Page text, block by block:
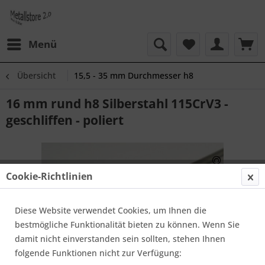
Menü
Übersicht 15,5 - 35 mm Durchmesser h8
16 mm rund h8 Silberstahl 115CrV3 -
geschliffen - poliert
Cookie-Richtlinien
Diese Website verwendet Cookies, um Ihnen die
bestmögliche Funktionalität bieten zu können. Wenn Sie
damit nicht einverstanden sein sollten, stehen Ihnen
folgende Funktionen nicht zur Verfügung: